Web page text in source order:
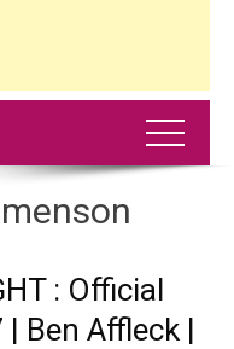
: Official
Ben Affleck |